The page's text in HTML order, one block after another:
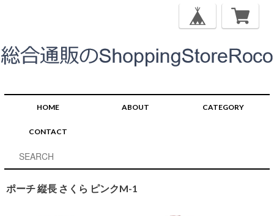
HOME ABOUT CATEGORY
CONTACT
ポーチ 縦長 さくら ピンクM-1